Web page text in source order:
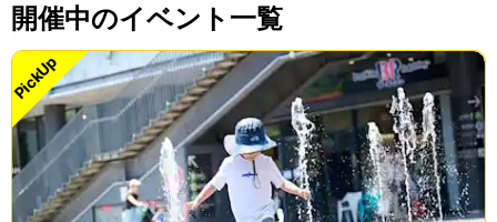
開催中のイベント一覧
PickUp